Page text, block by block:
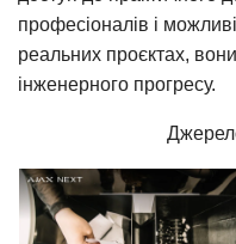
професіоналів і
реальних проєктах,
інженерного прогресу.